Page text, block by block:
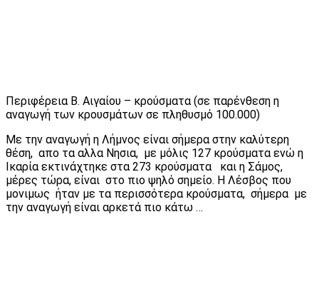
Περιφέρεια Β. Αιγαίου – κρούσματα (σε παρένθεση η
αναγωγή των κρουσμάτων σε πληθυσμό 100.000)
Με την αναγωγή η Λήμνος είναι σήμερα στην καλύτερη
θέση, απο τα αλλα Νησια, με μόλις 127 κρούσματα ενώ η
Ικαρία εκτινάχτηκε στα 273 κρούσματα και η Σάμος,
μέρες τώρα, είναι στο πιο ψηλό σημείο. Η Λέσβος που
μονιμως ήταν με τα περισσότερα κρούσματα, σήμερα με
την αναγωγή είναι αρκετά πιο κάτω …